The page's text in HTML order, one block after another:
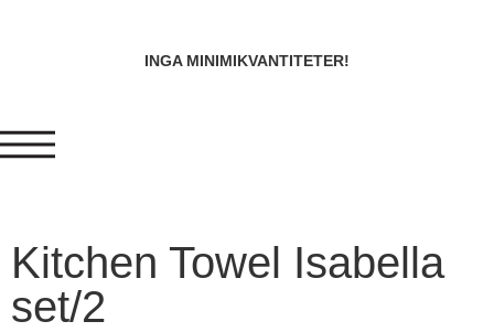
INGA MINIMIKVANTITETER!
Kitchen Towel Isabella
set/2